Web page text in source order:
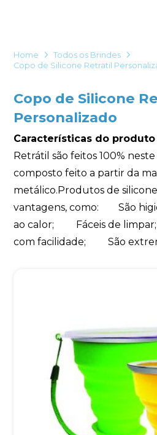
Home
Todos os Brindes
Copo de Silicone Retratil
Copo de Silicone
Personalizado
Características do produto
Retrátil são feitos 100%
composto feito a partir da
metálico.Produtos de
vantagens, como: São
ao calor; Fáceis de
com facilidade; São
de marketing. Você pode alterar
qualquer momento.
Iniciar